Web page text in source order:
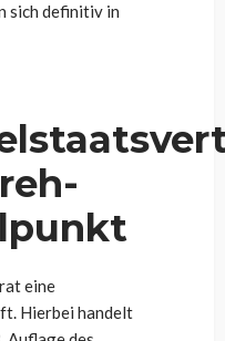
sich definitiv in
eine
Hierbei handelt